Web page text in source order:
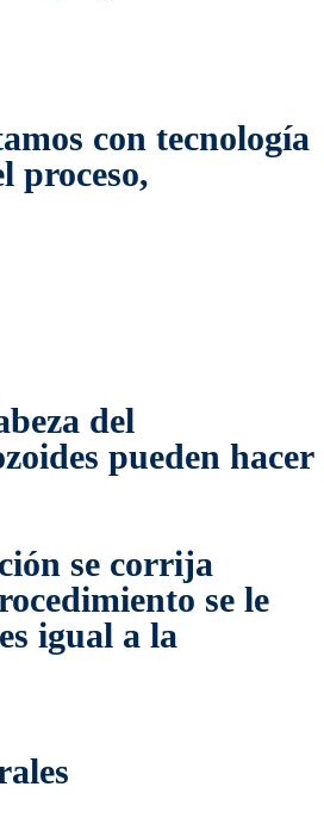
con tecnología
proceso,
del
pueden hacer
se corrija
se le
igual a la